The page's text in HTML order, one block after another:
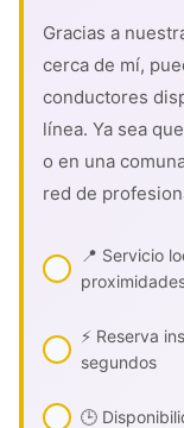
Gracias a
cerca de mí,
conductores
línea. Ya sea
o en una
red de
📍 Servicio
⚡ Reserva
segundos
🕒